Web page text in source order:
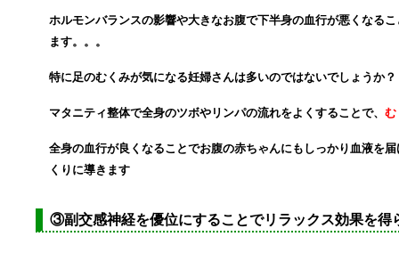
ホルモンバランスの影響や大きなお腹で下半身の血行が悪くなるこ
ます。。。
特に足のむくみが気になる妊婦さんは多いのではないでしょうか？
マタニティ整体で全身のツボやリンパの流れをよくすることで、 む
全身の血行が良くなることでお腹の赤ちゃんにもしっかり血液を
くりに導きます
③副交感神経を優位にすることでリラックス効果を得